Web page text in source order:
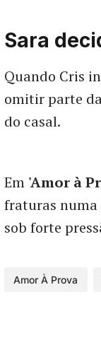
Sara
Quando Cris
omitir parte
do casal.
Em 'Amor à
fraturas numa
sob forte
Amor À Prova